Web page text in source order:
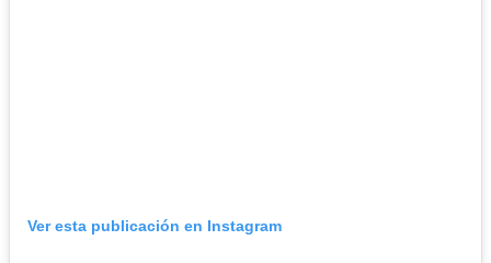
Ver esta publicación en Instagram